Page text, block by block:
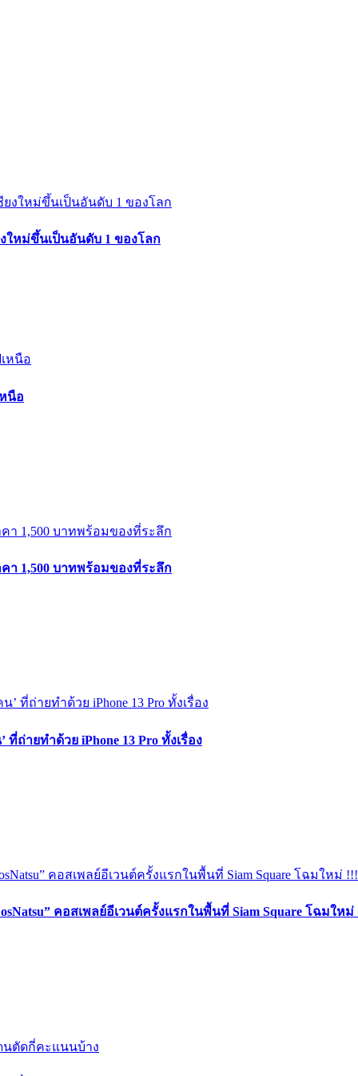
ใหม่ขึ้นเป็นอันดับ 1 ของโลก
นือ
คา 1,500 บาทพร้อมของที่ระลึก
ถ่ายทำด้วย iPhone 13 Pro ทั้งเรื่อง
คอสเพลย์อีเวนต์ครั้งแรกในพื้นที่ Siam Square โฉมใหม่